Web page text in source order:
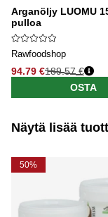
Arganöljy LUOMU
pulloa
Rawfoodshop
94.79 €189.57 €
OSTA
Näytä lisää
50%